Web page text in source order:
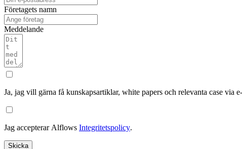
Företagets namn
Meddelande
Ja, jag vill gärna få kunskapsartiklar, white papers och relevanta case via
Jag accepterar Alflows Integritetspolicy.
Skicka